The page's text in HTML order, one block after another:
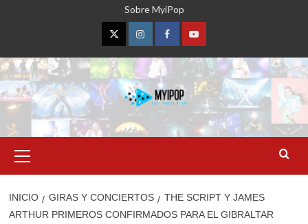
Sobre MyiPop
TwitterInstagramFacebookYouTube
primario
INICIO GIRAS Y CONCIERTOS
THE SCRIPT Y JAMES
ARTHUR PRIMEROS CONFIRMADOS PARA EL GIBRALTAR